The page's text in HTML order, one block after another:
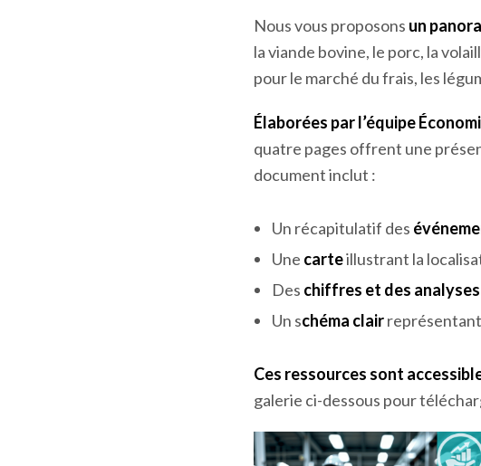
Nous vous proposons un
la viande bovine, le porc, la
pour le marché du frais, les
Élaborées par l’équipe
quatre pages offrent une
document inclut :
Un récapitulatif des
Une carteillustrant la
Des chiffres et des analyses
Un schéma clair
Ces ressources sont
galerie ci-dessous pour